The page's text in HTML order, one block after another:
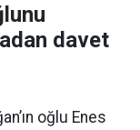
davet
oğlu Enes